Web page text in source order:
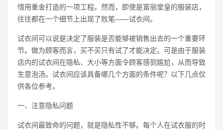
惜用重金打造的一项工程。然而，即使是富丽堂皇的服装店，
往往都在一个细节上出现了败笔——试衣间。
试衣间可以说是决定了服装是否能够被销售出去的一个重要环
节。做为顾客而言，买不买只有试了才能决定。可是由于服装
店内的试衣间在隐私、大小等方面令顾客感到尴尬，从而导致
生意泡汤。试衣间应该具备哪几个方面的条件呢？以下几点仅
供各位参考。
一、注意隐私问题
试衣间最致命的问题，就是隐私性不够。每个人在试衣服的时